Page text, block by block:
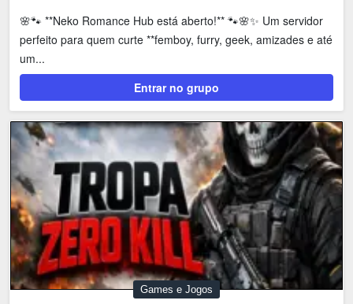
🌸🐾 **Neko Romance Hub está aberto!** 🐾🌸✨ Um servidor
perfeito para quem curte **femboy, furry, geek, amizades e até
um...
Entrar no grupo
Games e Jogos